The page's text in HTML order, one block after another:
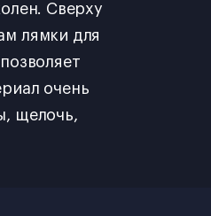
Сверху
лямки для
очень
щелочь,